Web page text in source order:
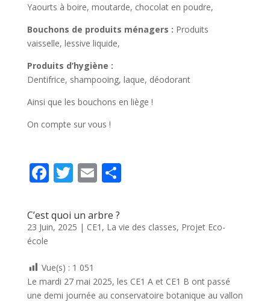
Yaourts à boire, moutarde, chocolat en poudre,
Bouchons de produits ménagers : Produits
vaisselle, lessive liquide,
Produits d’hygiène :
Dentifrice, shampooing, laque, déodorant
Ainsi que les bouchons en liège !
On compte sur vous !
F
e
b
o
k
T
itt
er
E
ai
l
P
g
C’est quoi un arbre ?
23 Juin, 2025 | CE1 , La vie des classes, Projet Eco-
école
Vue(s) : 1 051
Le mardi 27 mai 2025, les CE1 A et CE1 B ont passé
une demi journée au conservatoire botanique au vallon